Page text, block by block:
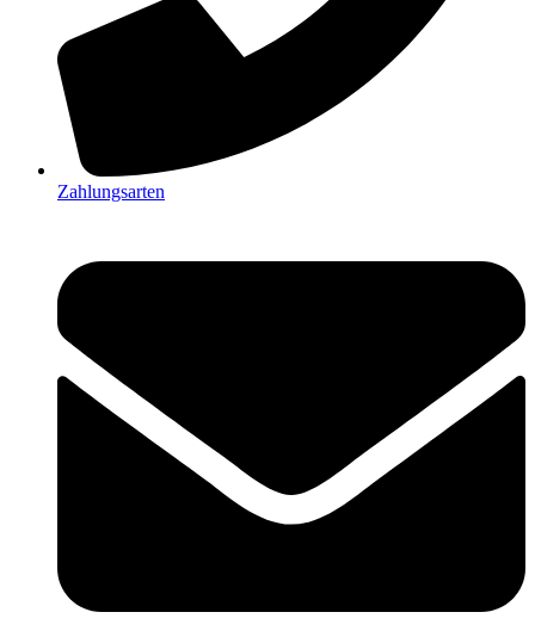
Zahlungsarten